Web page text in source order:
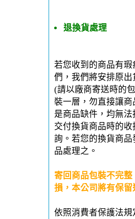
退換貨處理
若您收到的商品有
們，我們將安排原
(請以廠商寄送時的
裝一層，勿直接讓
是商品缺件，均無
交付換貨商品時的
詢。若您的換貨商
品處理之。
寄回商品包裝不完
損，本公司將有保
依照消費者保護法